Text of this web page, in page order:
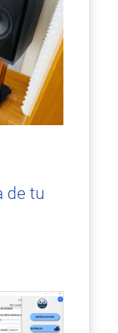
de tu